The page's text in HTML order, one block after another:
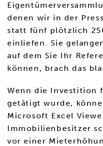
denen wir in der
statt fünf plötzlich
einliefen. Sie
auf dem Sie Ihr
können, brach das
Wenn die Investition
getätigt wurde,
Microsoft Excel
Immobilienbesitzer
vor einer